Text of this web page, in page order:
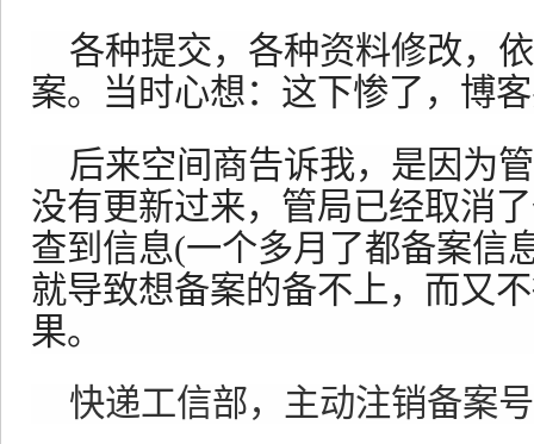
各种提交，各种资料修改，
案。当时心想：这下惨了，博
后来空间商告诉我，是因为
没有更新过来，管局已经取消
查到信息(一个多月了都备案信
就导致想备案的备不上，而又
果。
快递工信部，主动注销备案号